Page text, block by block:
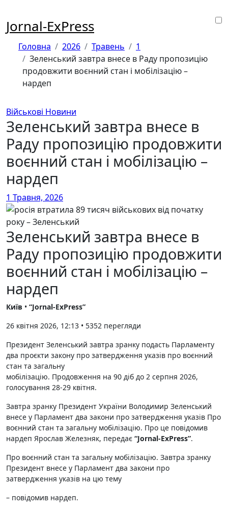
контенту
Jornal-ExPress
Головна 2026 Травень
1
Зеленський завтра внесе в Раду пропозицію
продовжити воєнний стан і мобілізацію –
нардеп
Військові Новини
Зеленський завтра внесе в
Раду пропозицію продовжити
воєнний стан і мобілізацію –
нардеп
1 Травня, 2026
Зеленський завтра внесе в
Раду пропозицію продовжити
воєнний стан і мобілізацію –
нардеп
Київ • “Jornal-ExPress”
26 квітня 2026, 12:13 • 5352 перегляди
Президент Зеленський завтра зранку подасть Парламенту
два проєкти закону про затвердження указів про воєнний
стан та загальну
мобілізацію. Продовження на 90 діб до 2 серпня 2026,
голосування 28-29 квітня.
Завтра зранку Президент України Володимир Зеленський
внесе у Парламент два закони про затвердження указів Про
воєнний стан та загальну мобілізацію. Про це повідомив
нардеп Ярослав Железняк, передає “Jornal-ExPress”.
Про воєнний стан та загальну мобілізацію. Завтра зранку
Президент внесе у Парламент два закони про
затвердження указів на цю тему
– повідомив нардеп.